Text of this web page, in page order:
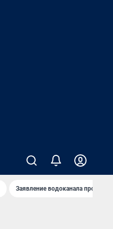
Заявление водоканала про